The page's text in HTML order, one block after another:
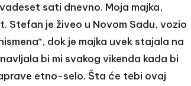
sati dnevno. Moja majka,
Stefan je živeo u Novom Sadu, vozio
dok je majka uvek stajala na
bi mi svakog vikenda kada bi
etno-selo. Šta će tebi ovaj